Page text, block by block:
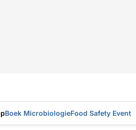
Boek MicrobiologieFood Safety Event